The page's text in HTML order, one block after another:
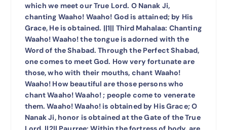
which we meet our True Lord. O Nanak Ji,
chanting Waaho! Waaho! God is attained; by His
Grace, He is obtained. ||1|| Third Mahalaa: Chanting
Waaho! Waaho! the tongue is adorned with the
Word of the Shabad. Through the Perfect Shabad,
one comes to meet God. How very fortunate are
those, who with their mouths, chant Waaho!
Waaho! How beautiful are those persons who
chant Waaho! Waaho! ; people come to venerate
them. Waaho! Waaho! is obtained by His Grace; O
Nanak Ji, honor is obtained at the Gate of the True